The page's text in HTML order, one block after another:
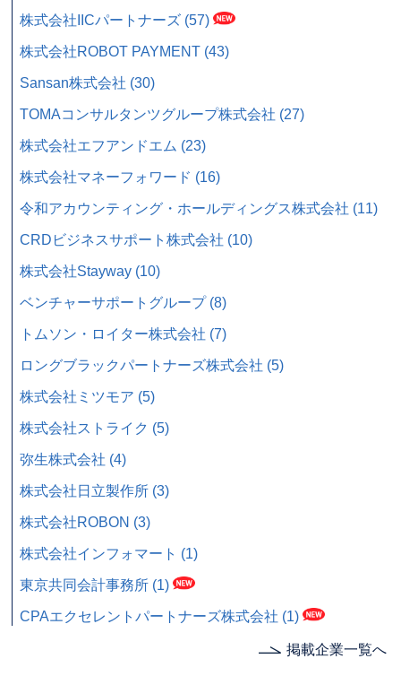
株式会社IICパートナーズ (57)
株式会社ROBOT PAYMENT (43)
Sansan株式会社 (30)
TOMAコンサルタンツグループ株式会社 (27)
株式会社エフアンドエム (23)
株式会社マネーフォワード (16)
令和アカウンティング・ホールディングス株式会社 (11)
CRDビジネスサポート株式会社 (10)
株式会社Stayway (10)
ベンチャーサポートグループ (8)
トムソン・ロイター株式会社 (7)
ロングブラックパートナーズ株式会社 (5)
株式会社ミツモア (5)
株式会社ストライク (5)
弥生株式会社 (4)
株式会社日立製作所 (3)
株式会社ROBON (3)
株式会社インフォマート (1)
東京共同会計事務所 (1)
CPAエクセレントパートナーズ株式会社 (1)
掲載企業一覧へ